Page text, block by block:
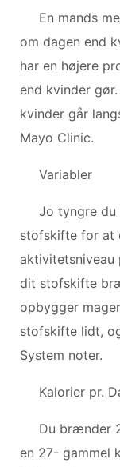
En mands
om dagen end
har en højere
end kvinder
kvinder går
Mayo Clinic.
Variabler
Jo tyngre du
stofskifte for at
aktivitetsniveau
dit stofskifte
opbygger
stofskifte lidt,
System noter.
Kalorier pr.
Du brænder
en 27- gammel